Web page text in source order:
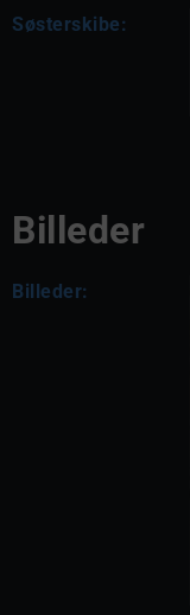
Søsterskibe:
Billeder
Billeder: